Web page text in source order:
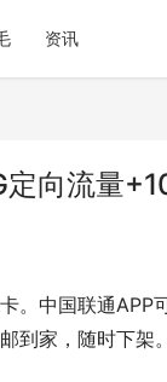
资讯
向流量
。中国联通APP
到家，随时下架。